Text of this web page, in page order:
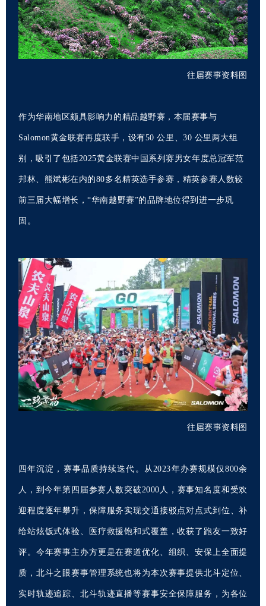
往届赛事资料图
作为华南地区颇具影响力的精品越野赛，本届赛事与
Salomon黄金联赛再度联手，设有50 公里、30 公里两大组
别，吸引了包括2025黄金联赛中国系列赛男女年度总冠军范
邦林、熊斌彬在内的80多名精英选手参赛，精英参赛人数较
前三届大幅增长，“华南越野赛”的品牌地位得到进一步巩
固。
往届赛事资料图
四年沉淀，赛事品质持续迭代。从2023年办赛规模仅800余
人，到今年第四届参赛人数突破2000人，赛事知名度和受欢
迎程度逐年攀升，保障服务实现交通接驳点对点式到位、补
给站炫饭式体验、医疗救援饱和式覆盖，收获了跑友一致好
评。今年赛事主办方更是在赛道优化、组织、安保上全面提
质，北斗之眼赛事管理系统也将为本次赛事提供北斗定位、
实时轨迹追踪、北斗轨迹直播等赛事安全保障服务，为各位